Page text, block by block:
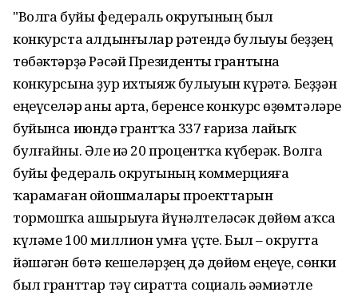
"Волга буйы федераль округының был
конкурста алдынғылар рәтендә булыуы беҙҙең
төбәктәрҙә Рәсәй Президенты грантына
конкурсына ҙур ихтыяж булыуын күрһәтә. Беҙҙән
еңеүселәр һаны арта, беренсе конкурс һөҙөмтәләре
буйынса июндә грантҡа 337 ғариза лайыҡ
булғайны. Әле иһә 20 процентҡа күберәк. Волга
буйы федераль округының коммерцияға
ҡарамаған ойошмалары проекттарын
тормошҡа ашырыуға йүнәлтеләсәк дөйөм аҡса
күләме 100 миллион һумға үҫте. Был – округта
йәшәгән бөтә кешеләрҙең дә дөйөм еңеүе, сөнки
был гранттар тәү сиратта социаль әһәмиәтле